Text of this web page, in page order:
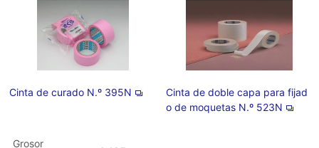
Cinta de curado N.º 395N
Grosor
Cinta de doble capa para fijad
o de moquetas N.º 523N